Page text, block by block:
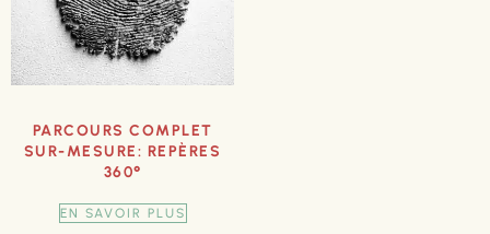
PARCOURS COMPLET
SUR-MESURE: REPÈRES
360°
EN SAVOIR PLUS